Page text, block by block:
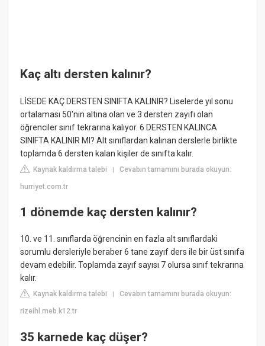
Kaç altı dersten kalınır?
LİSEDE KAÇ DERSTEN SINIFTA KALINIR? Liselerde yıl sonu
ortalaması 50'nin altına olan ve 3 dersten zayıfı olan
öğrenciler sınıf tekrarına kalıyor. 6 DERSTEN KALINCA
SINIFTA KALINIR MI? Alt sınıflardan kalınan derslerle birlikte
toplamda 6 dersten kalan kişiler de sınıfta kalır.
Kaynak kaldırma talebi |Cevabın tamamını burada okuyun:
hurriyet.com.tr
1 dönemde kaç dersten kalınır?
10. ve 11. sınıflarda öğrencinin en fazla alt sınıflardaki
sorumlu dersleriyle beraber 6 tane zayıf ders ile bir üst sınıfa
devam edebilir. Toplamda zayıf sayısı 7 olursa sınıf tekrarına
kalır.
Kaynak kaldırma talebi |Cevabın tamamını burada okuyun:
rizeihl.meb.k12.tr
35 karnede kaç düşer?